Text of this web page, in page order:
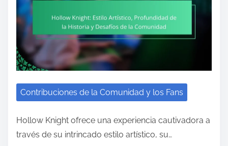
Contribuciones de la Comunidad y los Fans
Hollow Knight ofrece una experiencia cautivadora a
través de su intrincado estilo artístico, su…